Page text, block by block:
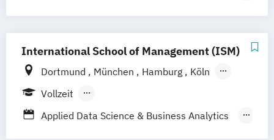
Business Management mit Spezialisierung
Business Transformation & Informatics
International School of Management (ISM)
Dortmund München Hamburg
Köln
Stuttgart
Vollzeit
Berufsbegleitendes Präsenzstudium
Applied Data Science & Business Analytics